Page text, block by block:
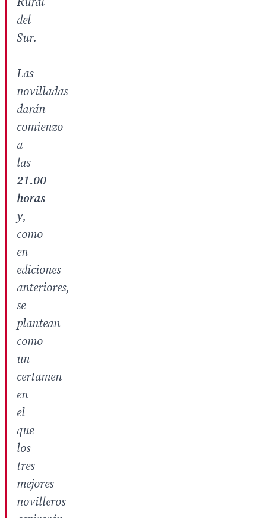
del
Sur.
Las
novilladas
darán
comienzo
a
las
21.00
horas
y,
como
en
ediciones
anteriores,
se
plantean
como
un
certamen
en
el
que
los
tres
mejores
novilleros